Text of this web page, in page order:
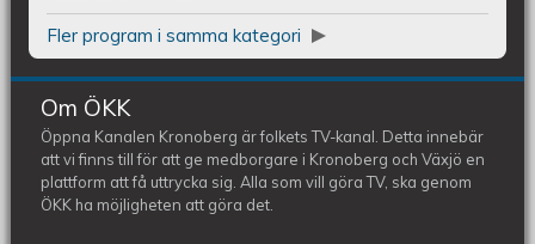
Fler program i samma kategori
Om ÖKK
Öppna Kanalen Kronoberg är folkets TV-kanal. Detta innebär
att vi finns till för att ge medborgare i Kronoberg och Växjö en
plattform att få uttrycka sig. Alla som vill göra TV, ska genom
ÖKK ha möjligheten att göra det.